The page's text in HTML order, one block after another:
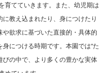
育てていきます。また、幼児期は
教え込まれたり、身につけたり
欲求に基づいた直接的・具体的
につける時期です。本園では“た
びの中で、より多くの豊かな実体